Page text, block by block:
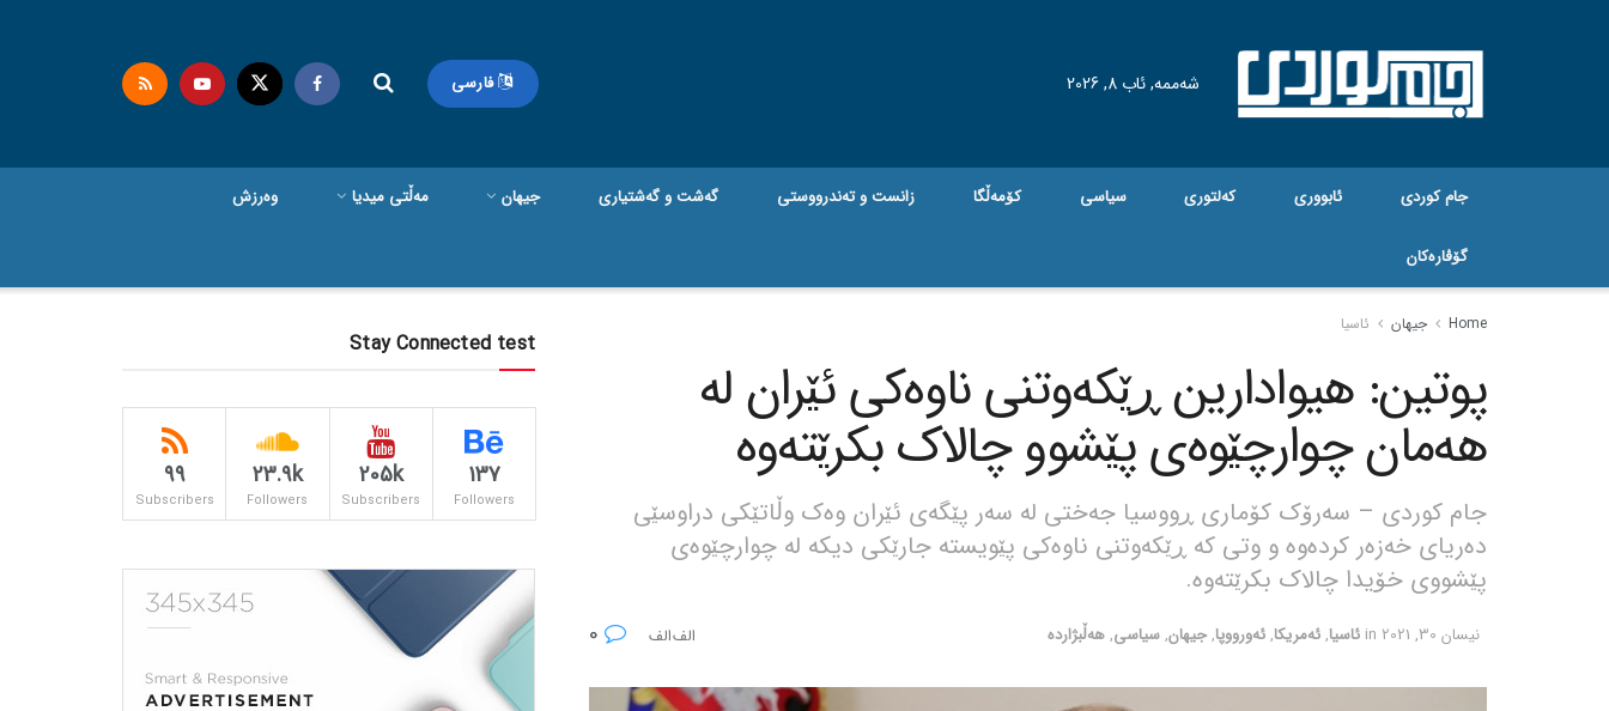
شەممە, ئاب 8, 2026 فارسی
جام کوردی ئابووری کەلتوری سیاسی کۆمەڵگا زانست و تەندرووستی گه‌شت و گه‌شتیاری جیهان مەڵتی میدیا وەرزش
گۆڤاره‌کان
Home جیهان ئاسیا
پوتین: هیوادارین ڕێکەوتنی ناوەکی ئێران لە
هەمان چوارچێوەی پێشوو چالاک بکرێتەوە
جام کوردی – سەرۆک کۆماری ڕووسیا جەختی لە سەر پێگەی ئێران وەک وڵاتێکی دراوسێی
دەریای خەزەر کردەوە و وتی کە ڕێکەوتنی ناوەکی پێویستە جارێکی دیکە لە چوارچێوەی
پێشووی خۆیدا چالاک بکرێتەوە.
نیسان 30, 2021 in ئاسیا,ئەمریکا,ئەورووپا,جیهان,سیاسی,هەڵبژاردە
Stay Connected test
137
Followers
205k
Subscribers
23.9k
Followers
99
Subscribers